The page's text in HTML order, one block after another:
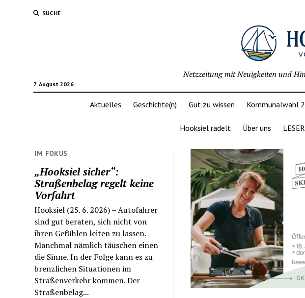
SUCHE
7. August 2026
Netzzeitung mit Neuigkeiten und
Aktuelles Geschichte(n) Gut zu wissen Kommunalwahl
Hooksiel radelt Über uns
IM FOKUS
„Hooksiel sicher“:
Straßenbelag regelt keine
Vorfahrt
Hooksiel (25. 6. 2026) – Autofahrer
sind gut beraten, sich nicht von
ihren Gefühlen leiten zu lassen.
Manchmal nämlich täuschen einen
die Sinne. In der Folge kann es zu
brenzlichen Situationen im
Straßenverkehr kommen. Der
Straßenbelag...